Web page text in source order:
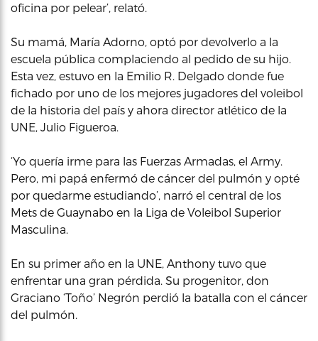
oficina por pelear’, relató.
Su mamá, María Adorno, optó por devolverlo a la
escuela pública complaciendo al pedido de su hijo.
Esta vez, estuvo en la Emilio R. Delgado donde fue
fichado por uno de los mejores jugadores del voleibol
de la historia del país y ahora director atlético de la
UNE, Julio Figueroa.
‘Yo quería irme para las Fuerzas Armadas, el Army.
Pero, mi papá enfermó de cáncer del pulmón y opté
por quedarme estudiando’, narró el central de los
Mets de Guaynabo en la Liga de Voleibol Superior
Masculina.
En su primer año en la UNE, Anthony tuvo que
enfrentar una gran pérdida. Su progenitor, don
Graciano ‘Toño’ Negrón perdió la batalla con el cáncer
del pulmón.